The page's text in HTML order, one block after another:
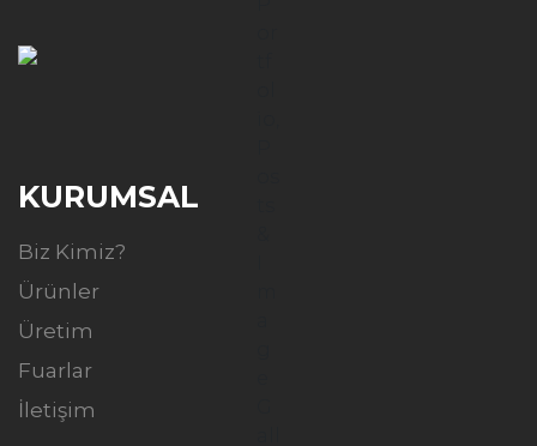
KURUMSAL
Biz Kimiz?
Ürünler
Üretim
Fuarlar
İletişim